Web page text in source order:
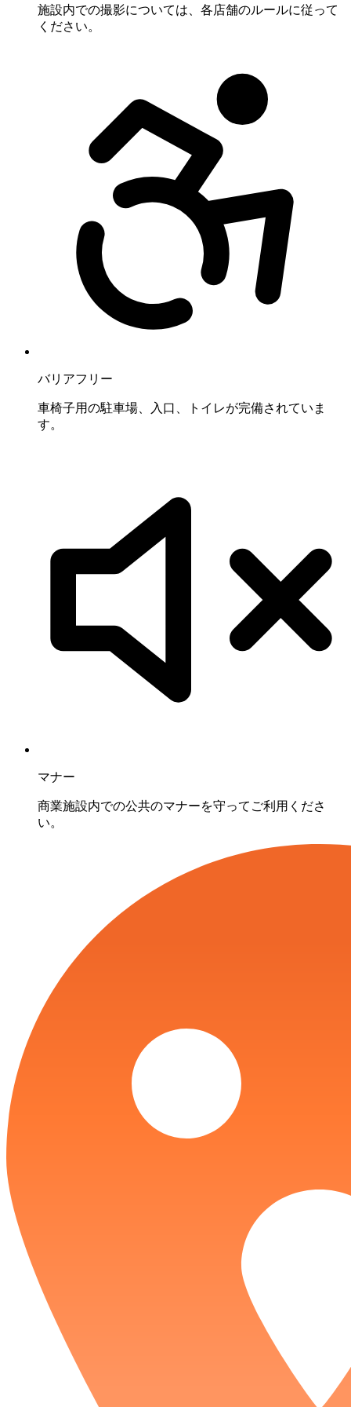
施設内での撮影については、各店舗のルールに従って
ください。
バリアフリー
車椅子用の駐車場、入口、トイレが完備されていま
す。
マナー
商業施設内での公共のマナーを守ってご利用くださ
い。